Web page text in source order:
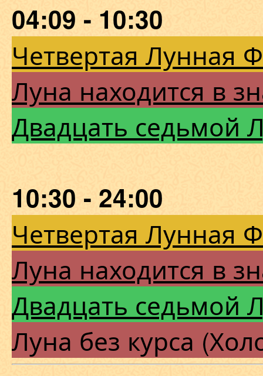
04:09 - 10:30
Четвертая Лунная
Луна находится в
Двадцать седьмой
10:30 - 24:00
Четвертая Лунная
Луна находится в
Двадцать седьмой
Луна без курса